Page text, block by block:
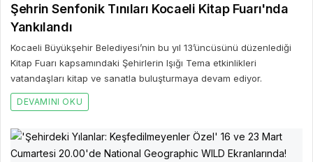
Şehrin Senfonik Tınıları Kocaeli Kitap Fuarı'nda
Yankılandı
Kocaeli Büyükşehir Belediyesi’nin bu yıl 13’üncüsünü düzenlediği
Kitap Fuarı kapsamındaki Şehirlerin Işığı Tema etkinlikleri
vatandaşları kitap ve sanatla buluşturmaya devam ediyor.
DEVAMINI OKU